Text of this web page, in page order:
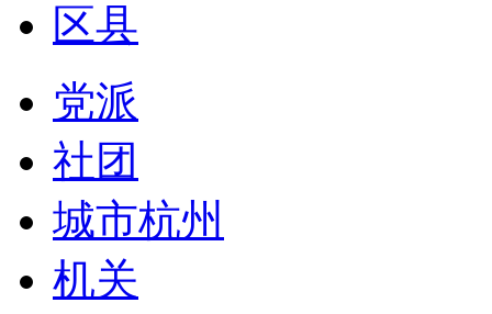
区县
党派
社团
城市杭州
机关